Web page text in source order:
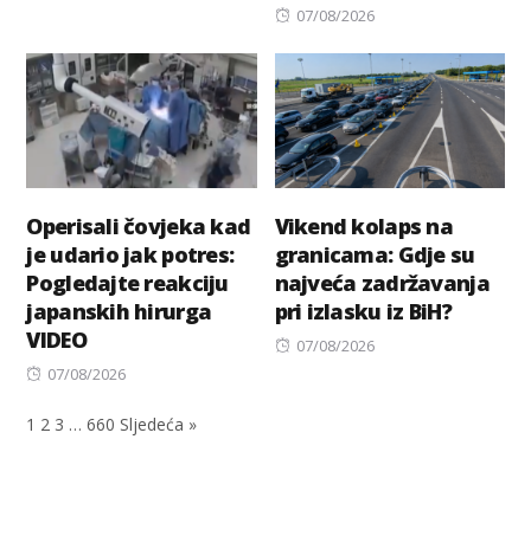
Posted
07/08/2026
Operisali čovjeka kad
je udario jak potres:
Pogledajte reakciju
japanskih hirurga
VIDEO
Posted
07/08/2026
Vikend kolaps na
granicama: Gdje su
najveća zadržavanja
pri izlasku iz BiH?
Posted
07/08/2026
1 2 3 … 660 Sljedeća »